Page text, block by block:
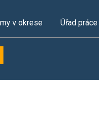
v okrese Úřad práce